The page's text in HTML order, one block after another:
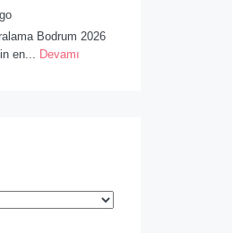
Bodrum 2026
en...
Devamı